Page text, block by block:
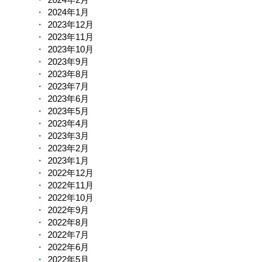
2024年1月
2023年12月
2023年11月
2023年10月
2023年9月
2023年8月
2023年7月
2023年6月
2023年5月
2023年4月
2023年3月
2023年2月
2023年1月
2022年12月
2022年11月
2022年10月
2022年9月
2022年8月
2022年7月
2022年6月
2022年5月